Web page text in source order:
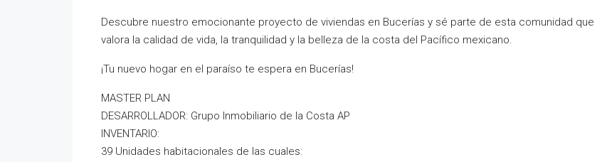
Descubre nuestro emocionante proyecto de viviendas en Bucerías y sé parte de esta comunidad que
valora la calidad de vida, la tranquilidad y la belleza de la costa del Pacífico mexicano.
¡Tu nuevo hogar en el paraíso te espera en Bucerías!
MASTER PLAN
DESARROLLADOR: Grupo Inmobiliario de la Costa AP
INVENTARIO:
39 Unidades habitacionales de las cuales: